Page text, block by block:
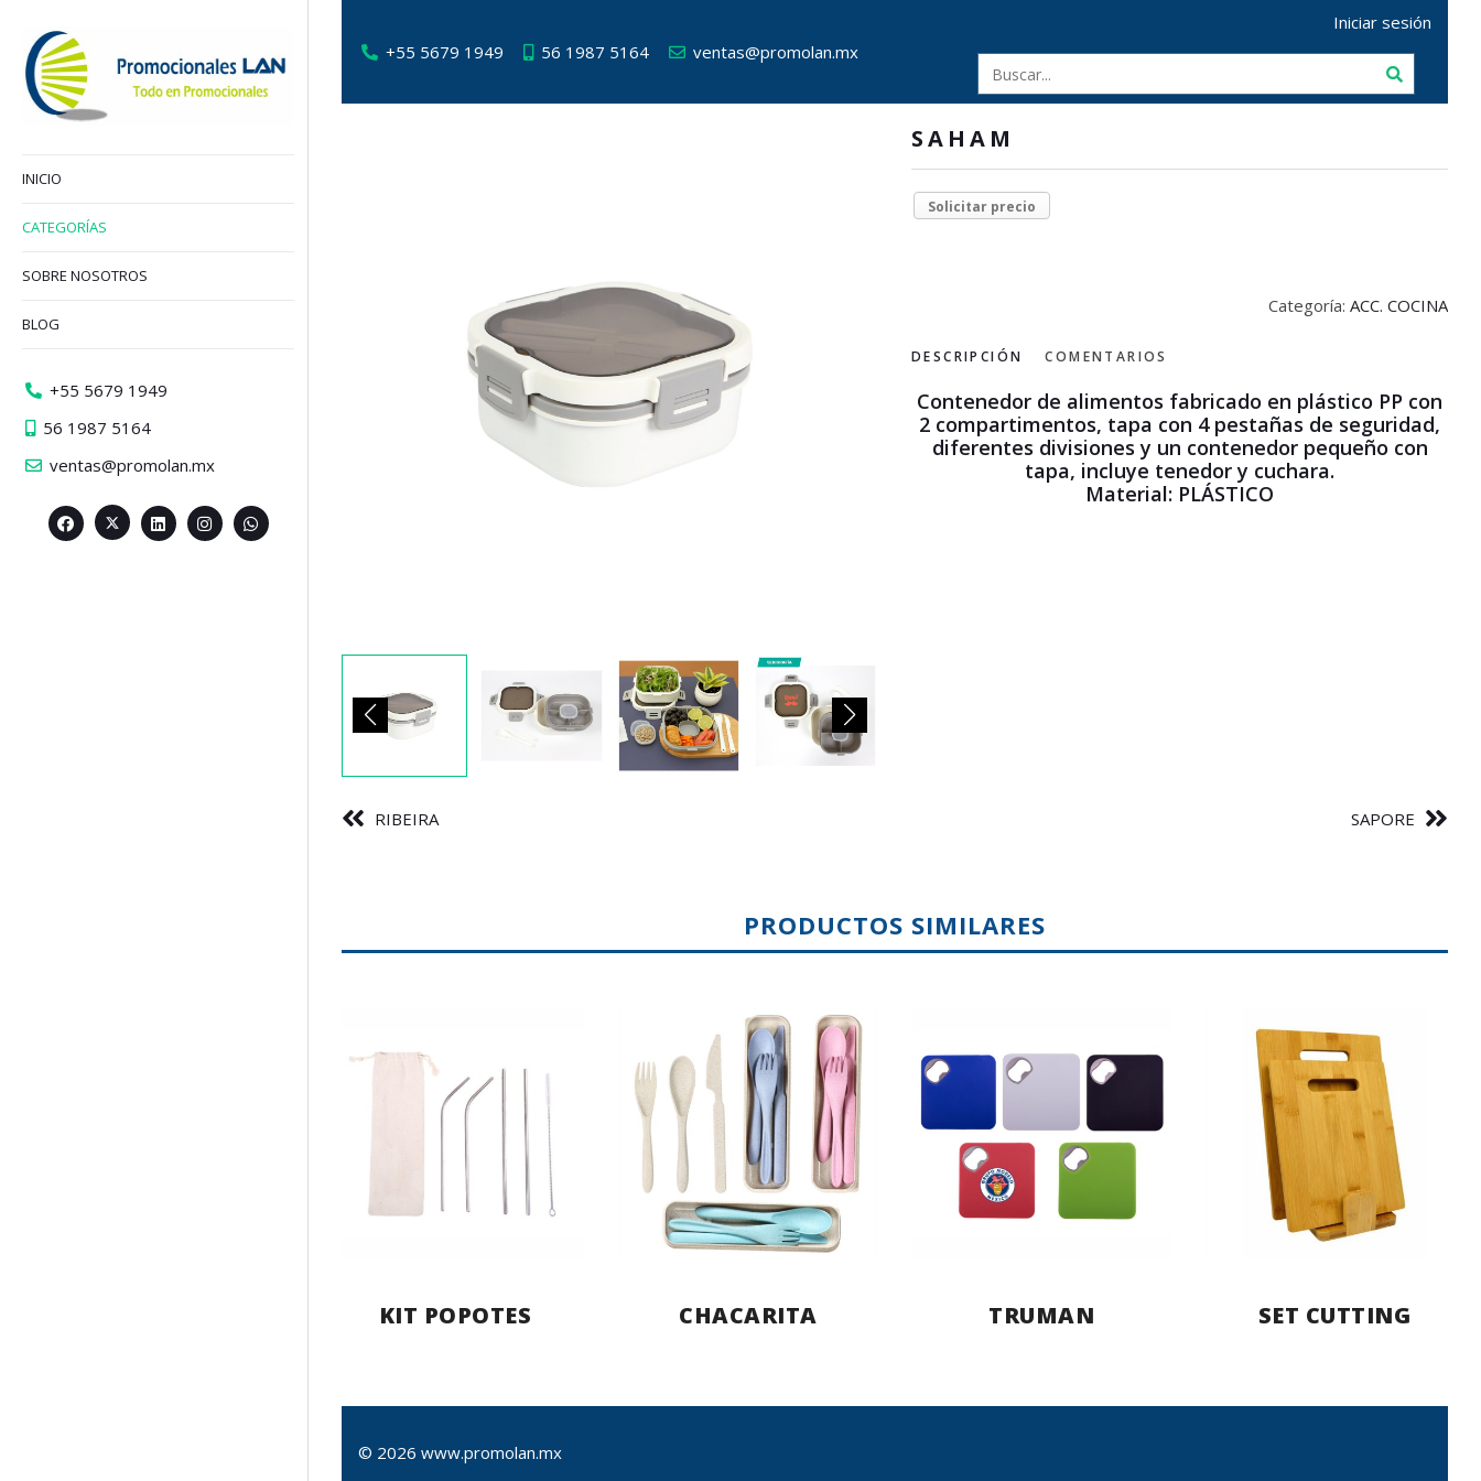
+55 5679 1949 56 1987 5164 ventas@promolan.mx
Iniciar sesión
SAHAM
Solicitar precio
Categoría: ACC. COCINA
DESCRIPCIÓN COMENTARIOS
Contenedor de alimentos fabricado en plástico PP con
2 compartimentos, tapa con 4 pestañas de seguridad,
diferentes divisiones y un contenedor pequeño con
tapa, incluye tenedor y cuchara.
Material: PLÁSTICO
RIBEIRA SAPORE
PRODUCTOS SIMILARES
KIT POPOTES CHACARITA TRUMAN SET CUTTING
© 2026 www.promolan.mx
INICIO
CATEGORÍAS
SOBRE NOSOTROS
BLOG
+55 5679 1949
56 1987 5164
ventas@promolan.mx